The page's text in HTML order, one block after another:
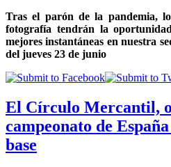
Tras el parón de la pandemia,
fotografía tendrán la
mejores instantáneas en nuestra
del jueves 23 de junio
El Círculo Mercantil,
campeonato de
base